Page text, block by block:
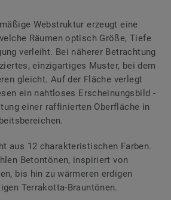
Webstruktur erzeugt eine
Räumen optisch Größe, Tiefe
verleiht. Bei näherer Betrachtung
einzigartiges Muster, bei dem
gleicht. Auf der Fläche verlegt
ein nahtloses Erscheinungsbild -
einer raffinierten Oberfläche in
aus 12 charakteristischen Farben.
Betontönen, inspiriert von
bis hin zu wärmeren erdigen
Terrakotta-Brauntönen.